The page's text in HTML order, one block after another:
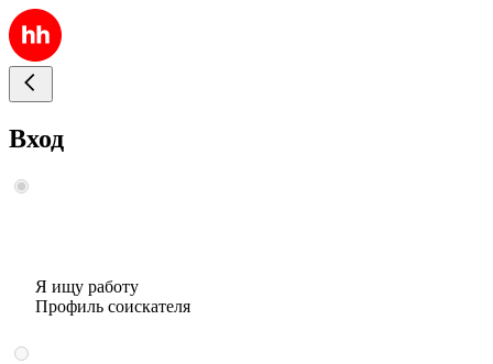
Вход
Я ищу работу
Профиль соискателя